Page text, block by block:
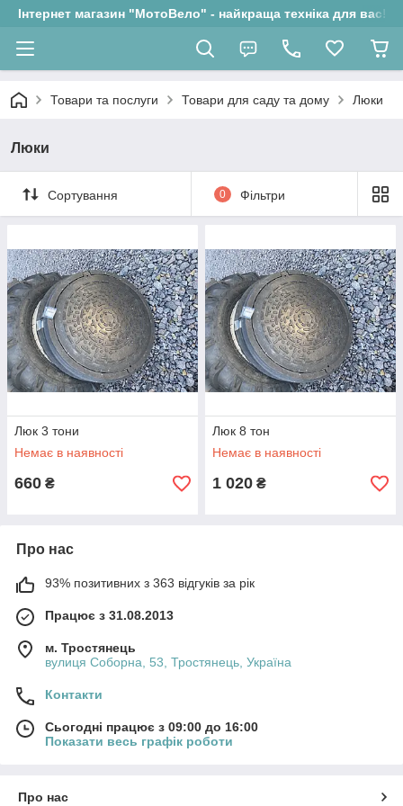
Інтернет магазин "МотоВело" - найкраща техніка для вас!
Товари та послуги Товари для саду та дому Люки
Люки
Сортування 0 Фільтри
Люк 3 тони
Немає в наявності
660 ₴
Люк 8 тон
Немає в наявності
1 020 ₴
Про нас
93% позитивних з 363 відгуків за рік
Працює з 31.08.2013
м. Тростянець
вулиця Соборна, 53, Тростянець, Україна
Контакти
Сьогодні працює з 09:00 до 16:00
Показати весь графік роботи
Про нас